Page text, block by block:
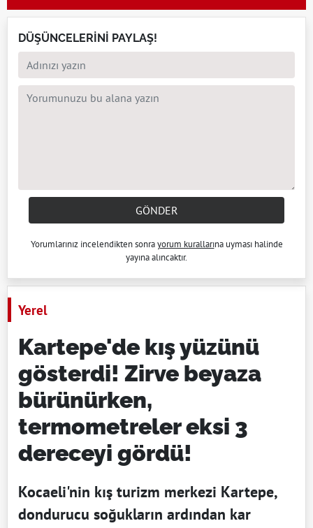
DÜŞÜNCELERİNİ PAYLAŞ!
GÖNDER
Yorumlarınız incelendikten sonrayorum kurallarına uyması halinde
yayına alıncaktır.
Yerel
Kartepe'de kış yüzünü
gösterdi! Zirve beyaza
bürünürken,
termometreler eksi 3
dereceyi gördü!
Kocaeli'nin kış turizm merkezi Kartepe,
dondurucu soğukların ardından kar